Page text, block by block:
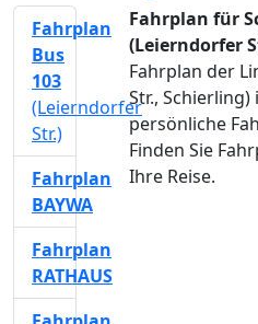
Fahrplan für
(Leierndorfer
Fahrplan der
Str.,
persönliche
Finden Sie
Ihre Reise.
Fahrplan
Bus
103
(Leierndorfer
Str.)
Fahrplan
BAYWA
Fahrplan
RATHAUS